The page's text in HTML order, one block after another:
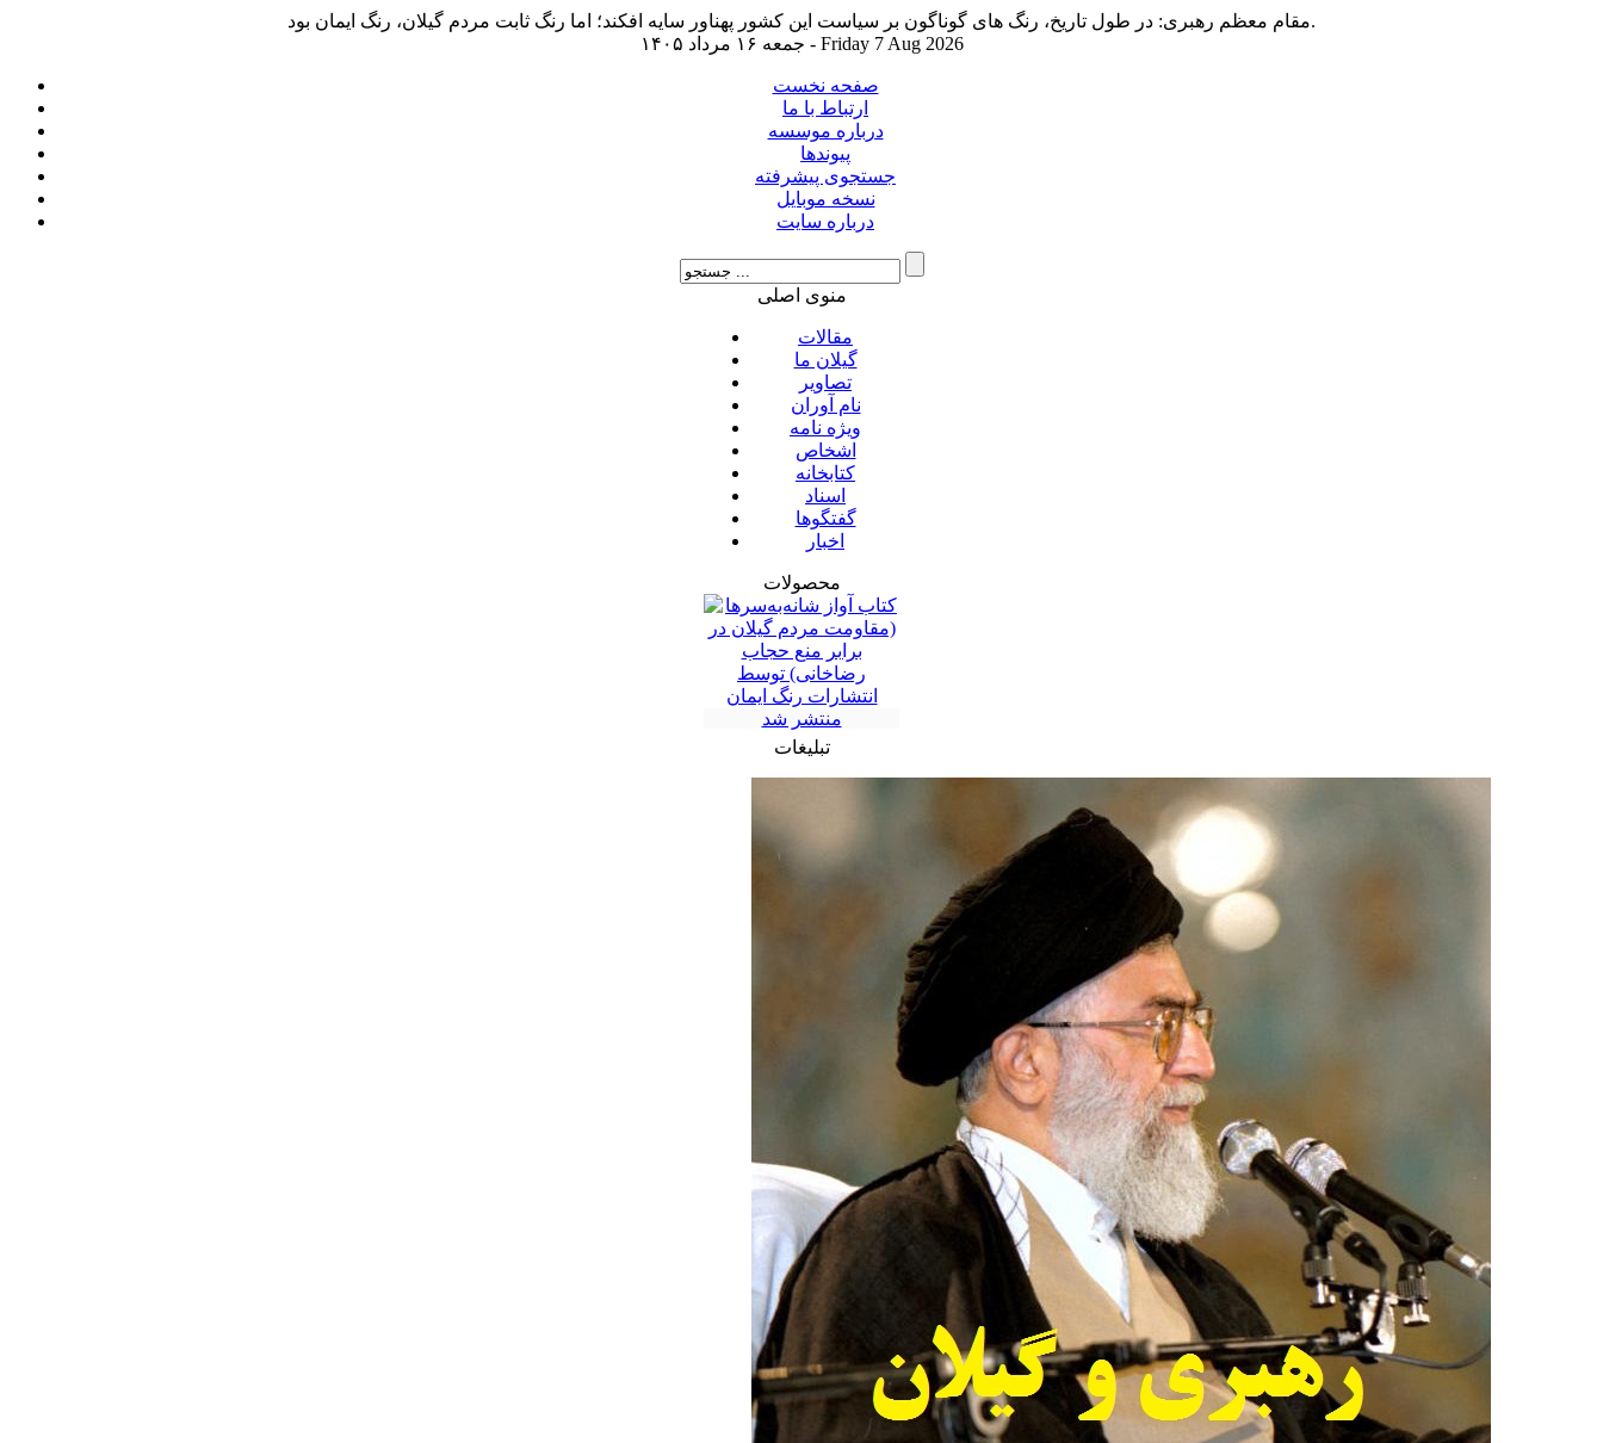
مقام معظم رهبری: در طول تاریخ، رنگ های گوناگون بر سیاست این کشور پهناور سایه افکند؛ اما رنگ ثابت مردم گیلان، رنگ ایمان بود.
جمعه ۱۶ مرداد ۱۴۰۵ - Friday 7 Aug 2026
صفحه نخست
ارتباط با ما
درباره موسسه
پیوندها
جستجوی پیشرفته
نسخه موبایل
درباره سایت
منوی اصلی
مقالات
گیلان ما
تصاویر
نام آوران
ویژه نامه
اشخاص
کتابخانه
اسناد
گفتگوها
اخبار
محصولات
تبلیغات